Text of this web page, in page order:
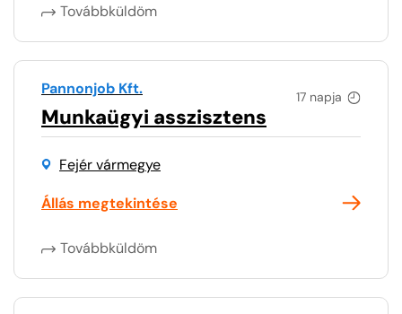
Továbbküldöm
17 napja
Pannonjob Kft.
Munkaügyi asszisztens
Fejér vármegye
Állás megtekintése
Továbbküldöm